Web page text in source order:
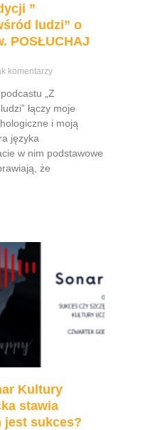
”
ludzi” o
POSŁUCHAJ
komentarzy
„Z
łączy moje
i moją
języka
w nim podstawowe
że
Kultury
stawia
jest sukces?